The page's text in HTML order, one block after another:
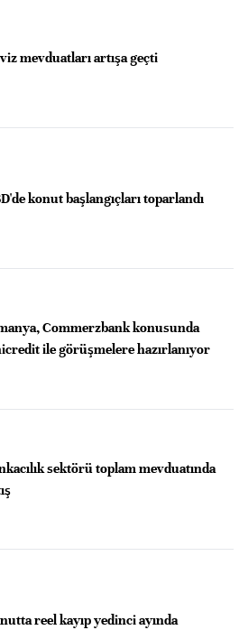
mevduatları artışa geçti
konut başlangıçları toparlandı
Commerzbank konusunda
ile görüşmelere hazırlanıyor
sektörü toplam mevduatında
reel kayıp yedinci ayında